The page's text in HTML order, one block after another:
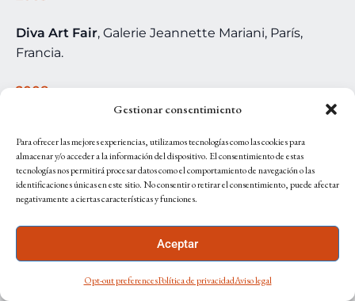
Gestionar consentimiento
Para ofrecer las mejores experiencias, utilizamos tecnologías como las cookies para
almacenar y/o acceder a la información del dispositivo. El consentimiento de estas
tecnologías nos permitirá procesar datos como el comportamiento de navegación o las
identificaciones únicas en este sitio. No consentir o retirar el consentimiento, puede afectar
negativamente a ciertas características y funciones.
Aceptar
Opt-out preferencesPolítica de privacidadAviso legal
Diva Art Fair, Galerie Jeannette Mariani, París,
Francia.
2008
Diva Art Fair, HACS, París, Francia.
2007
CEGAC. Centro Gallego de Arte Contemporáneo.
Santiago de Compostela.